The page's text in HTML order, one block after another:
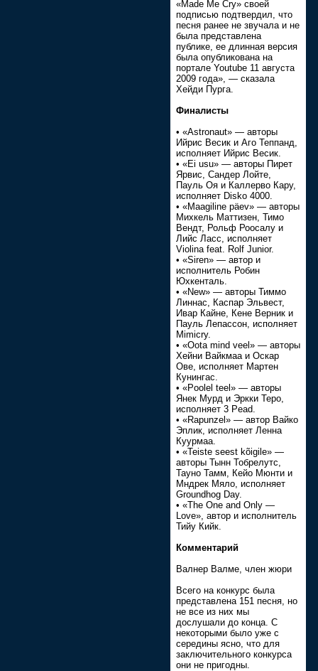
«Made Me Cry» своей
подписью подтвердил, что
песня ранее не звучала и не
была представлена
публике, ее длинная версия
была опубликована на
портале You­tube 11 августа
2009 года», — сказала
Хейди Пурга.
Финалисты
• «Astronaut» — авторы
Ийрис Весик и Аго Теппанд,
исполняет Ийрис Весик.
• «Ei usu» — авторы Пирет
Ярвис, Сандер Лойте,
Пауль Оя и Каллерво Кару,
исполняет Disko 4000.
• «Maagiline päev» — авторы
Михкель Маттизен, Тимо
Вендт, Рольф Роосалу и
Лийс Ласс, исполняет
Violina feat. Rolf Junior.
• «Siren» — автор и
исполнитель Робин
Юхкенталь.
• «New» — авторы Тиммо
Линнас, Каспар Эльвест,
Ивар Кайне, Кене Верник и
Пауль Лепассон, исполняет
Mimicry.
• «Oota mind veel» — авторы
Хейни Вайкмаа и Оскар
Ове, исполняет Мартен
Кунингас.
• «Poolel teel» — авторы
Янек Мурд и Эркки Теро,
исполняет 3 Pead.
• «Rapunzel» — автор Вайко
Эплик, исполняет Ленна
Куурмаа.
• «Teiste seest kõigile» —
авторы Тынн Тобрелутс,
Тауно Тамм, Кейо Мюнти и
Мндрек Мяло, исполняет
Groundhog Day.
• «The One and Only —
Love», автор и исполнитель
Тийу Кийк.
Комментарий
Валнер Валме, член жюри
Всего на конкурс была
представлена 151 песня, но
не все из них мы
дослушали до конца. С
некоторыми было уже с
середины ясно, что для
заключительного конкурса
они не пригодны.